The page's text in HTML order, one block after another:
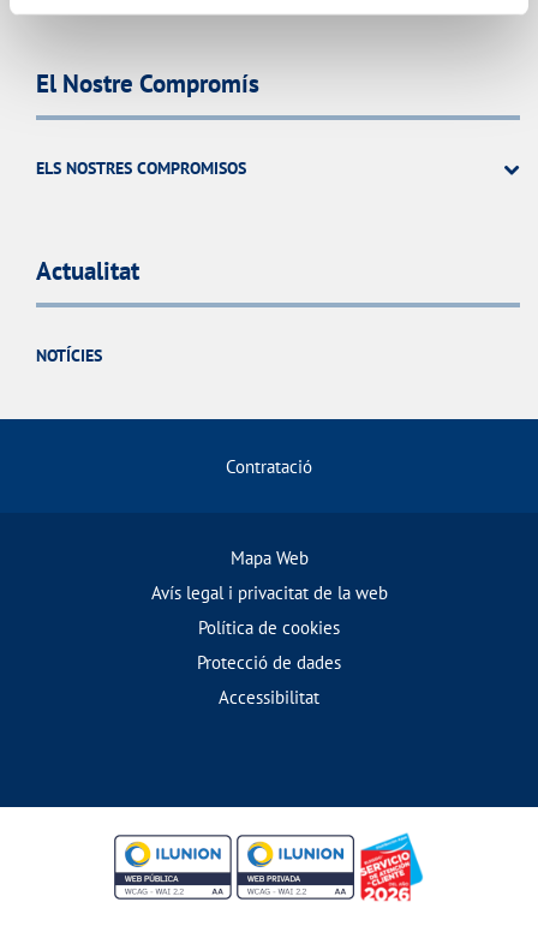
El Nostre Compromís
ELS NOSTRES COMPROMISOS
Actualitat
NOTÍCIES
Contratació
Mapa Web
Avís legal i privacitat de la web
Política de cookies
Protecció de dades
Accessibilitat